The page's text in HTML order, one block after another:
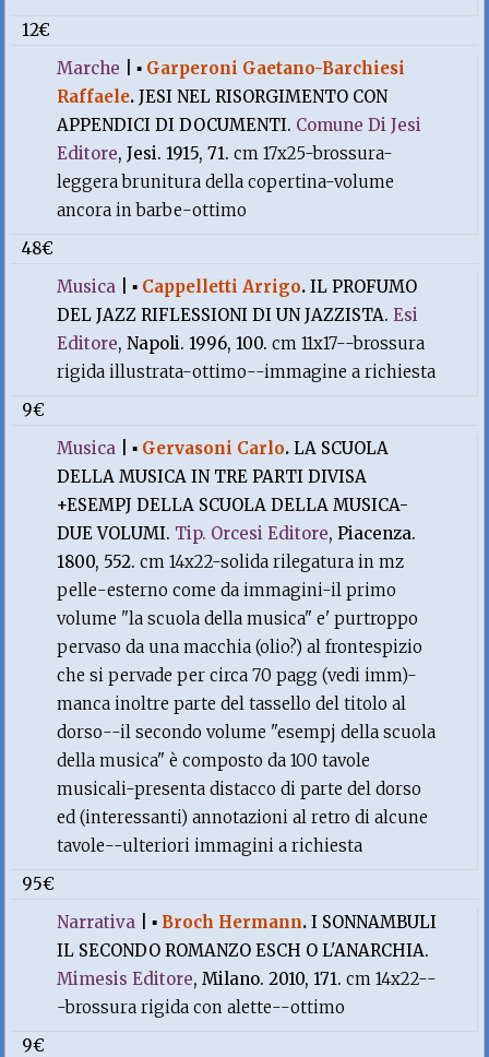
12€
Marche |▪ Garperoni Gaetano-Barchiesi
Raffaele.JESI NEL RISORGIMENTO CON
APPENDICI DI DOCUMENTI. Comune Di Jesi
Editore, Jesi. 1915, 71.cm 17x25-brossura-
leggera brunitura della copertina-volume
ancora in barbe-ottimo
48€
Musica |▪ Cappelletti Arrigo.IL PROFUMO
DEL JAZZ RIFLESSIONI DI UN JAZZISTA.Esi
Editore, Napoli. 1996, 100.cm 11x17--brossura
rigida illustrata-ottimo--immagine a richiesta
9€
Musica |▪ Gervasoni Carlo.LA SCUOLA
DELLA MUSICA IN TRE PARTI DIVISA
+ESEMPJ DELLA SCUOLA DELLA MUSICA-
DUE VOLUMI. Tip. Orcesi Editore, Piacenza.
1800, 552.cm 14x22-solida rilegatura in mz
pelle-esterno come da immagini-il primo
volume "la scuola della musica" e' purtroppo
pervaso da una macchia (olio?) al frontespizio
che si pervade per circa 70 pagg (vedi imm)-
manca inoltre parte del tassello del titolo al
dorso--il secondo volume "esempj della scuola
della musica" è composto da 100 tavole
musicali-presenta distacco di parte del dorso
ed (interessanti) annotazioni al retro di alcune
tavole--ulteriori immagini a richiesta
95€
Narrativa |▪ Broch Hermann.I SONNAMBULI
IL SECONDO ROMANZO ESCH O L'ANARCHIA.
Mimesis Editore, Milano. 2010, 171.cm 14x22--
-brossura rigida con alette--ottimo
9€